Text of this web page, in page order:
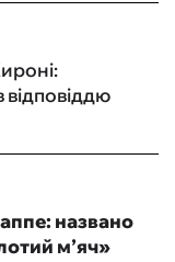
відповіддю
названо
м’яч»